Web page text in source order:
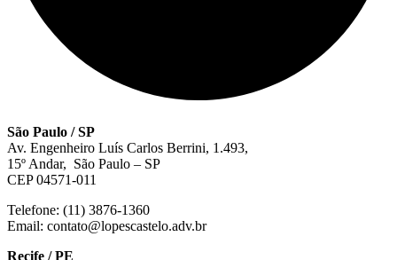
São Paulo / SP
Av. Engenheiro Luís Carlos Berrini, 1.493,
15º Andar, São Paulo – SP
CEP 04571-011
Telefone: (11) 3876-1360
Email: contato@lopescastelo.adv.br
Recife / PE